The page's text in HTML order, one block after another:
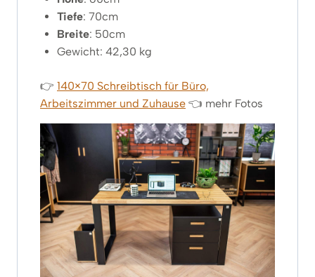
Tiefe: 70cm
Breite: 50cm
Gewicht: 42,30 kg
👉 140×70 Schreibtisch für Büro,
Arbeitszimmer und Zuhause 👈 mehr Fotos